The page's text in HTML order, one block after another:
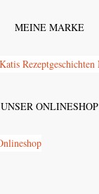
MEINE MARKE
UNSER ONLINESHOP